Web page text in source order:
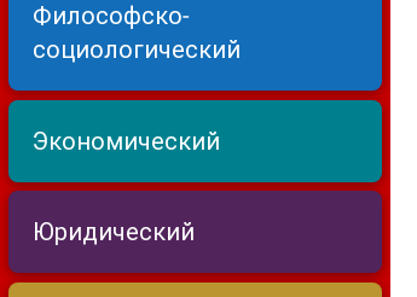
Философско-
социологический
Экономический
Юридический